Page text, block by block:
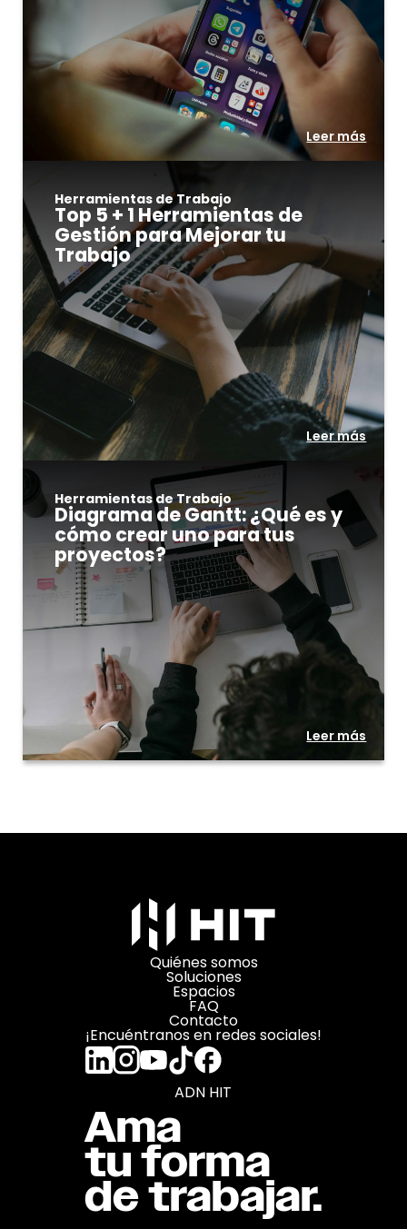
Leer más
Herramientas de Trabajo
Top 5 + 1 Herramientas de
Gestión para Mejorar tu
Trabajo
Leer más
Herramientas de Trabajo
Diagrama de Gantt: ¿Qué es y
cómo crear uno para tus
proyectos?
Leer más
Quiénes somos
Soluciones
Espacios
FAQ
Contacto
¡Encuéntranos en redes sociales!
ADN HIT
Ama
tu forma
de trabajar.